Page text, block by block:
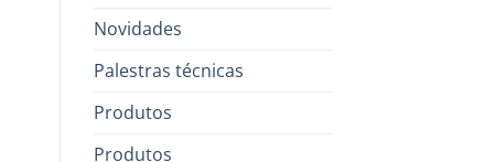
Novidades
Palestras técnicas
Produtos
Produtos